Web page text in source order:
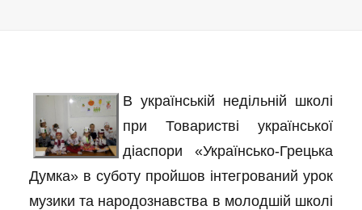
В українській недільній школі
при Товаристві української
діаспори «Українсько-Грецька
Думка» в суботу пройшов інтегрований урок
музики та народознавства в молодшій школі